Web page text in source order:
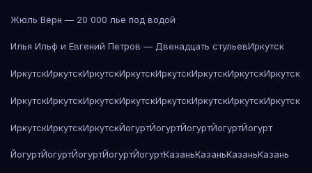
Жюль Верн — 20 000 лье под водой
Илья Ильф и Евгений Петров — Двенадцать стульевИркутск
ИркутскИркутскИркутскИркутскИркутскИркутскИркутскИркутск
ИркутскИркутскИркутскИркутскИркутскИркутскИркутскИркутск
ИркутскИркутскИркутскЙогуртЙогуртЙогуртЙогуртЙогурт
ЙогуртЙогуртЙогуртЙогуртЙогуртКазаньКазаньКазаньКазань